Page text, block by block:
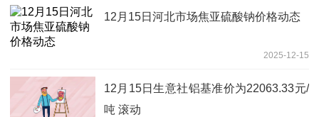
12月15日河北市场焦亚硫酸钠价格动态
2025-12-15
12月15日生意社铝基准价为22063.33元/
吨 滚动